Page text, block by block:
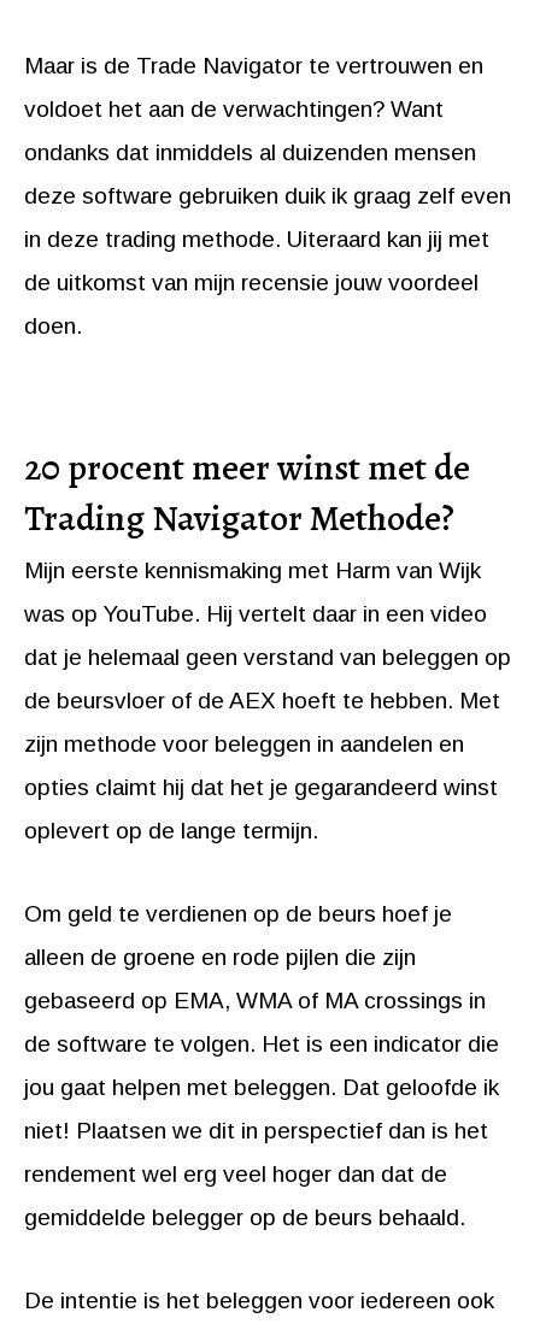
Maar is de Trade Navigator te vertrouwen en
voldoet het aan de verwachtingen? Want
ondanks dat inmiddels al duizenden mensen
deze software gebruiken duik ik graag zelf even
in deze trading methode. Uiteraard kan jij met
de uitkomst van mijn recensie jouw voordeel
doen.
20 procent meer winst met de
Trading Navigator Methode?
Mijn eerste kennismaking met Harm van Wijk
was op YouTube. Hij vertelt daar in een video
dat je helemaal geen verstand van beleggen op
de beursvloer of de AEX hoeft te hebben. Met
zijn methode voor beleggen in aandelen en
opties claimt hij dat het je gegarandeerd winst
oplevert op de lange termijn.
Om geld te verdienen op de beurs hoef je
alleen de groene en rode pijlen die zijn
gebaseerd op EMA, WMA of MA crossings in
de software te volgen. Het is een indicator die
jou gaat helpen met beleggen. Dat geloofde ik
niet! Plaatsen we dit in perspectief dan is het
rendement wel erg veel hoger dan dat de
gemiddelde belegger op de beurs behaald.
De intentie is het beleggen voor iedereen ook